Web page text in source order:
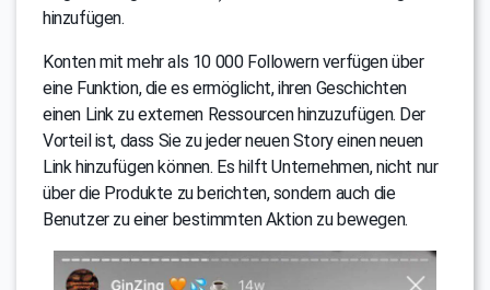
hinzufügen.
Konten mit mehr als 10 000 Followern verfügen über
eine Funktion, die es ermöglicht, ihren Geschichten
einen Link zu externen Ressourcen hinzuzufügen. Der
Vorteil ist, dass Sie zu jeder neuen Story einen neuen
Link hinzufügen können. Es hilft Unternehmen, nicht nur
über die Produkte zu berichten, sondern auch die
Benutzer zu einer bestimmten Aktion zu bewegen.